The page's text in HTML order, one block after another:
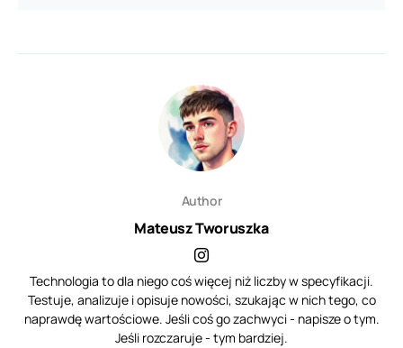
Author
Mateusz Tworuszka
Technologia to dla niego coś więcej niż liczby w specyfikacji.
Testuje, analizuje i opisuje nowości, szukając w nich tego, co
naprawdę wartościowe. Jeśli coś go zachwyci - napisze o tym.
Jeśli rozczaruje - tym bardziej.